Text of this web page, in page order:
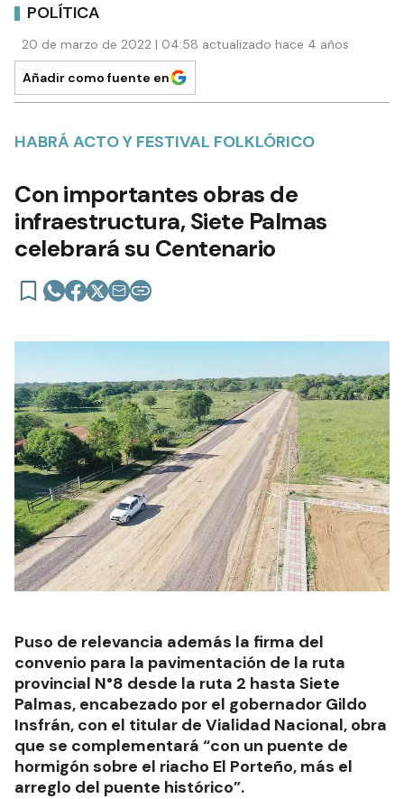
POLÍTICA
20 de marzo de 2022 | 04:58 actualizado hace 4 años
Añadir como fuente en
HABRÁ ACTO Y FESTIVAL FOLKLÓRICO
Con importantes obras de
infraestructura, Siete Palmas
celebrará su Centenario
Puso de relevancia además la firma del
convenio para la pavimentación de la ruta
provincial N°8 desde la ruta 2 hasta Siete
Palmas, encabezado por el gobernador Gildo
Insfrán, con el titular de Vialidad Nacional, obra
que se complementará “con un puente de
hormigón sobre el riacho El Porteño, más el
arreglo del puente histórico”.